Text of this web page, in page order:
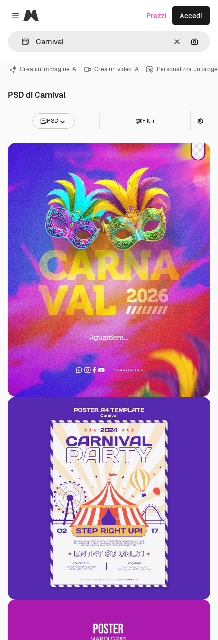
Close menu
Magnific
CancellaCerca
Prezzi Accedi
Crea un'immagine IA Crea un video IA Personalizza un
PSD di Carnival
PSD Filtri